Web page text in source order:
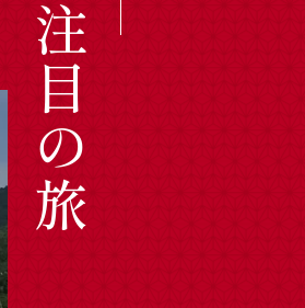
注目の旅